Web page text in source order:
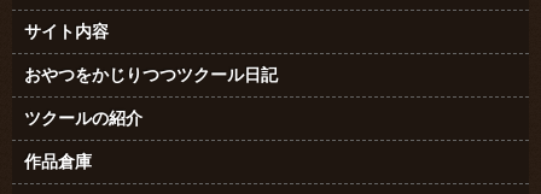
サイト内容
おやつをかじりつつツクール日記
ツクールの紹介
作品倉庫